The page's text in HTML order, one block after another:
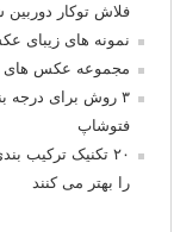
فلاش توکار دوربین
نمونه های زیبای
مجموعه عکس های
۳ روش برای درجه
فتوشاپ
۲۰ تکنیک ترکیب
را بهتر می کنند